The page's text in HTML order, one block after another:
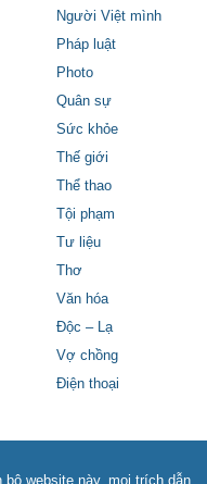
Người Việt mình
Pháp luật
Photo
Quân sự
Sức khỏe
Thế giới
Thể thao
Tội phạm
Tư liệu
Thơ
Văn hóa
Độc – Lạ
Vợ chồng
Điện thoại